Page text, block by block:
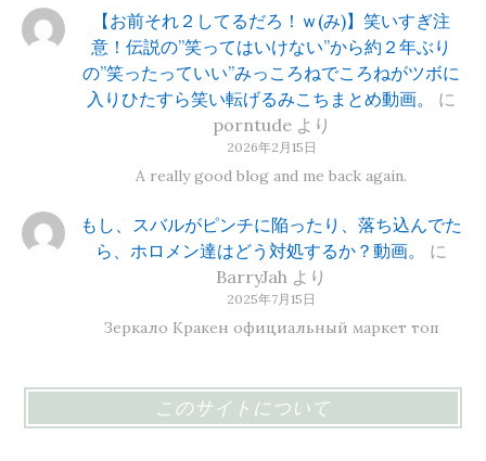
【お前それ２してるだろ！ｗ(み)】笑いすぎ注
意！伝説の”笑ってはいけない”から約２年ぶり
の”笑ったっていい”みっころねでころねがツボに
入りひたすら笑い転げるみこちまとめ動画。
に
porntudeより
2026年2月15日
A really good blog and me back again.
もし、スバルがピンチに陥ったり、落ち込んでた
ら、ホロメン達はどう対処するか？動画。
に
BarryJah より
2025年7月15日
Зеркало Кракен официальный маркет топ
このサイトについて